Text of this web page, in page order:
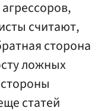
считают,
сторона
ложных
статей